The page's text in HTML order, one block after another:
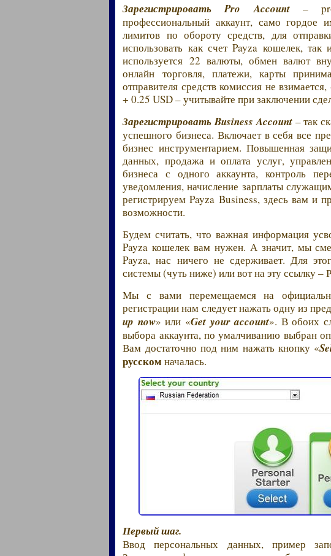
Зарегистрировать Pro Account–
профессиональный аккаунт, само гордое
лимитов по обороту средств, для
использовать как счет Payza кошелек, так
используется 22 валюты, обмен валют
онлайн торговля, платежи, карты
отправителя средств комиссия не
+ 0.25 USD – учитывайте при заключении
Зарегистрировать Business Account– так
успешного бизнеса. Включает в себя все
бизнес инструментарием. Повышенная
данных, продажа и оплата услуг,
бизнеса с одного аккаунта, контроль
уведомления, начисление зарплаты
регистрируем Payza Business, здесь вам и
возможности.
Будем считать, что важная информация
Payza кошелек вам нужен. А значит, мы
Payza, нас ничего не сдерживает. Для
системы (чуть ниже) или вот на эту ссылку –
Мы с вами перемещаемся на
регистрации нам следует нажать одну из
up now» или «Get your account». В обоих
выбора аккаунта, по умалчиванию выбран
Вам достаточно под ним нажать кнопку «
русском началась.
Первый шаг.
Ввод персональных данных, пример